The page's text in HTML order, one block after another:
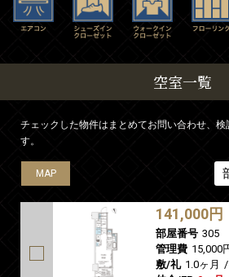
空室一覧
チェックした物件はまとめてお問い合わせ、検
す。
MAP
141,000円
部屋番号 305
管理費 15,000
敷/礼 1.0ヶ月 /
MAP
MAP
MAP
MAP